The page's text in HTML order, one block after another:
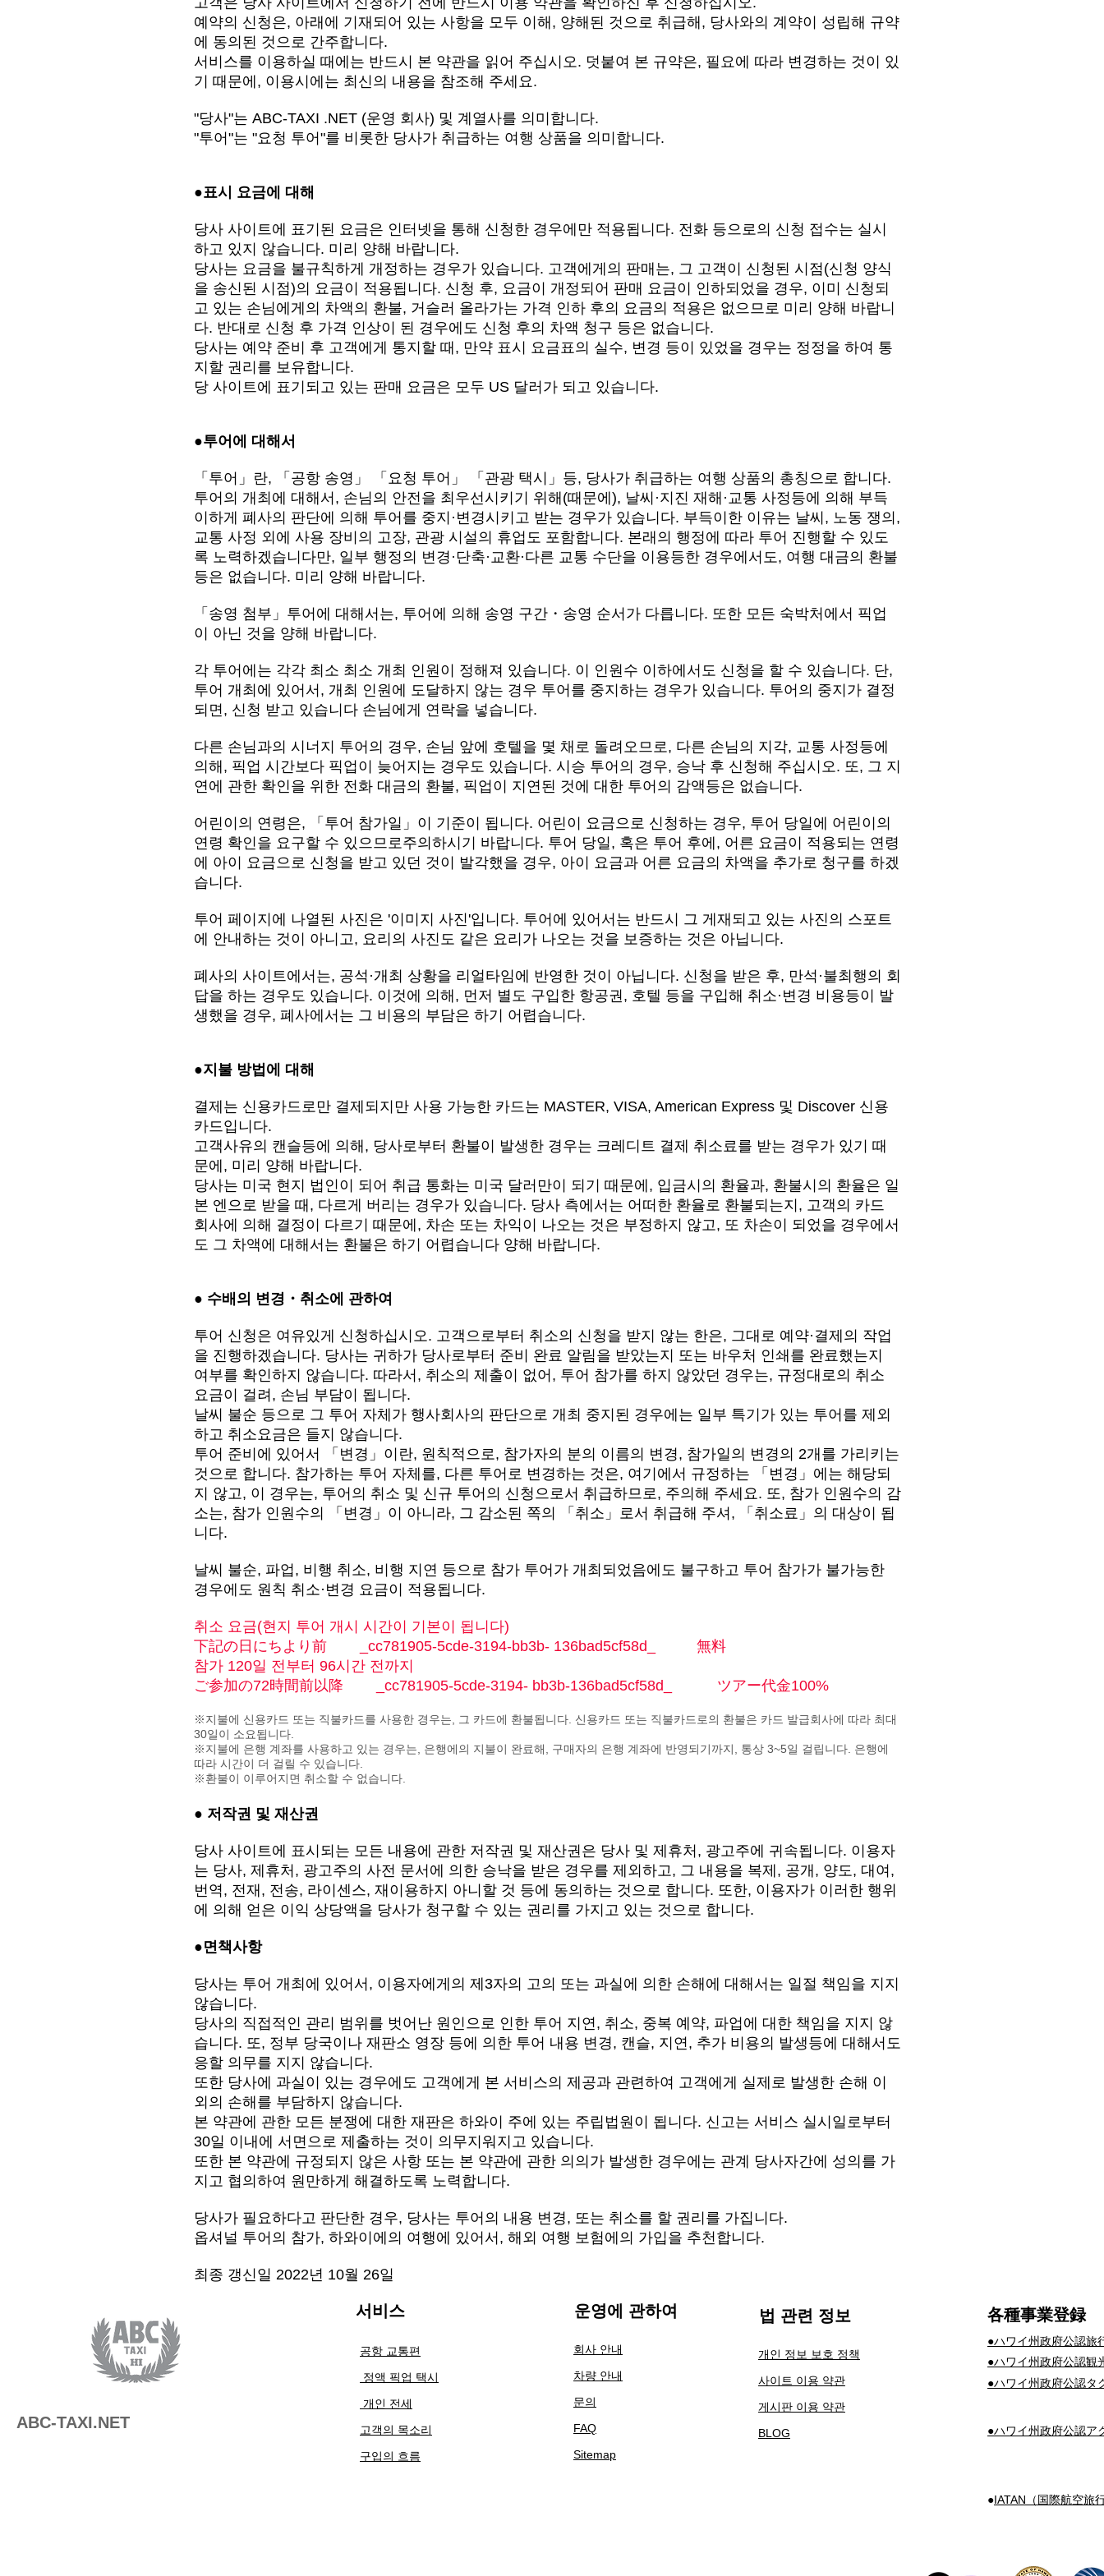
예약의 신청은, 아래에 기재되어 있는 사항을 모두 이해, 양해된 것으로 취급해, 당사와의 계약이 성립해 규약
에 동의된 것으로 간주합니다.
서비스를 이용하실 때에는 반드시 본 약관을 읽어 주십시오. 덧붙여 본 규약은, 필요에 따라 변경하는 것이 있
기 때문에, 이용시에는 최신의 내용을 참조해 주세요.
"당사"는 ABC-TAXI .NET (운영 회사) 및 계열사를 의미합니다.
"투어"는 "요청 투어"를 비롯한 당사가 취급하는 여행 상품을 의미합니다.
●표시 요금에 대해
당사 사이트에 표기된 요금은 인터넷을 통해 신청한 경우에만 적용됩니다. 전화 등으로의 신청 접수는 실시
하고 있지 않습니다. 미리 양해 바랍니다.
당사는 요금을 불규칙하게 개정하는 경우가 있습니다. 고객에게의 판매는, 그 고객이 신청된 시점(신청 양식
을 송신된 시점)의 요금이 적용됩니다. 신청 후, 요금이 개정되어 판매 요금이 인하되었을 경우, 이미 신청되
고 있는 손님에게의 차액의 환불, 거슬러 올라가는 가격 인하 후의 요금의 적용은 없으므로 미리 양해 바랍니
다. 반대로 신청 후 가격 인상이 된 경우에도 신청 후의 차액 청구 등은 없습니다.
당사는 예약 준비 후 고객에게 통지할 때, 만약 표시 요금표의 실수, 변경 등이 있었을 경우는 정정을 하여 통
지할 권리를 보유합니다.
당 사이트에 표기되고 있는 판매 요금은 모두 US 달러가 되고 있습니다.
●투어에 대해서
「투어」란, 「공항 송영」 「요청 투어」 「관광 택시」등, 당사가 취급하는 여행 상품의 총칭으로 합니다.
투어의 개최에 대해서, 손님의 안전을 최우선시키기 위해(때문에), 날씨·지진 재해·교통 사정등에 의해 부득
이하게 폐사의 판단에 의해 투어를 중지·변경시키고 받는 경우가 있습니다. 부득이한 이유는 날씨, 노동 쟁의,
교통 사정 외에 사용 장비의 고장, 관광 시설의 휴업도 포함합니다. 본래의 행정에 따라 투어 진행할 수 있도
록 노력하겠습니다만, 일부 행정의 변경·단축·교환·다른 교통 수단을 이용등한 경우에서도, 여행 대금의 환불
등은 없습니다. 미리 양해 바랍니다.
「송영 첨부」투어에 대해서는, 투어에 의해 송영 구간・송영 순서가 다릅니다. 또한 모든 숙박처에서 픽업
이 아닌 것을 양해 바랍니다.
각 투어에는 각각 최소 최소 개최 인원이 정해져 있습니다. 이 인원수 이하에서도 신청을 할 수 있습니다. 단,
투어 개최에 있어서, 개최 인원에 도달하지 않는 경우 투어를 중지하는 경우가 있습니다. 투어의 중지가 결정
되면, 신청 받고 있습니다 손님에게 연락을 넣습니다.
다른 손님과의 시너지 투어의 경우, 손님 앞에 호텔을 몇 채로 돌려오므로, 다른 손님의 지각, 교통 사정등에
의해, 픽업 시간보다 픽업이 늦어지는 경우도 있습니다. 시승 투어의 경우, 승낙 후 신청해 주십시오. 또, 그 지
연에 관한 확인을 위한 전화 대금의 환불, 픽업이 지연된 것에 대한 투어의 감액등은 없습니다.
어린이의 연령은, 「투어 참가일」이 기준이 됩니다. 어린이 요금으로 신청하는 경우, 투어 당일에 어린이의
연령 확인을 요구할 수 있으므로주의하시기 바랍니다. 투어 당일, 혹은 투어 후에, 어른 요금이 적용되는 연령
에 아이 요금으로 신청을 받고 있던 것이 발각했을 경우, 아이 요금과 어른 요금의 차액을 추가로 청구를 하겠
습니다.
투어 페이지에 나열된 사진은 '이미지 사진'입니다. 투어에 있어서는 반드시 그 게재되고 있는 사진의 스포트
에 안내하는 것이 아니고, 요리의 사진도 같은 요리가 나오는 것을 보증하는 것은 아닙니다.
폐사의 사이트에서는, 공석·개최 상황을 리얼타임에 반영한 것이 아닙니다. 신청을 받은 후, 만석·불최행의 회
답을 하는 경우도 있습니다. 이것에 의해, 먼저 별도 구입한 항공권, 호텔 등을 구입해 취소·변경 비용등이 발
생했을 경우, 폐사에서는 그 비용의 부담은 하기 어렵습니다.
●지불 방법에 대해
결제는 신용카드로만 결제되지만 사용 가능한 카드는 MASTER, VISA, American Express 및 Discover 신용
카드입니다.
고객사유의 캔슬등에 의해, 당사로부터 환불이 발생한 경우는 크레디트 결제 취소료를 받는 경우가 있기 때
문에, 미리 양해 바랍니다.
당사는 미국 현지 법인이 되어 취급 통화는 미국 달러만이 되기 때문에, 입금시의 환율과, 환불시의 환율은 일
본 엔으로 받을 때, 다르게 버리는 경우가 있습니다. 당사 측에서는 어떠한 환율로 환불되는지, 고객의 카드
회사에 의해 결정이 다르기 때문에, 차손 또는 차익이 나오는 것은 부정하지 않고, 또 차손이 되었을 경우에서
도 그 차액에 대해서는 환불은 하기 어렵습니다 양해 바랍니다.
● 수배의 변경・취소에 관하여
투어 신청은 여유있게 신청하십시오. 고객으로부터 취소의 신청을 받지 않는 한은, 그대로 예약·결제의 작업
을 진행하겠습니다. 당사는 귀하가 당사로부터 준비 완료 알림을 받았는지 또는 바우처 인쇄를 완료했는지
여부를 확인하지 않습니다. 따라서, 취소의 제출이 없어, 투어 참가를 하지 않았던 경우는, 규정대로의 취소
요금이 걸려, 손님 부담이 됩니다.
날씨 불순 등으로 그 투어 자체가 행사회사의 판단으로 개최 중지된 경우에는 일부 특기가 있는 투어를 제외
하고 취소요금은 들지 않습니다.
투어 준비에 있어서 「변경」이란, 원칙적으로, 참가자의 분의 이름의 변경, 참가일의 변경의 2개를 가리키는
것으로 합니다. 참가하는 투어 자체를, 다른 투어로 변경하는 것은, 여기에서 규정하는 「변경」에는 해당되
지 않고, 이 경우는, 투어의 취소 및 신규 투어의 신청으로서 취급하므로, 주의해 주세요. 또, 참가 인원수의 감
소는, 참가 인원수의 「변경」이 아니라, 그 감소된 쪽의 「취소」로서 취급해 주셔, 「취소료」의 대상이 됩
니다.
날씨 불순, 파업, 비행 취소, 비행 지연 등으로 참가 투어가 개최되었음에도 불구하고 투어 참가가 불가능한
경우에도 원칙 취소·변경 요금이 적용됩니다.
취소 요금(현지 투어 개시 시간이 기본이 됩니다)
下記の日にちより前 _cc781905-5cde-3194-bb3b- 136bad5cf58d_ 無料
참가 120일 전부터 96시간 전까지
ご参加の72時間前以降 _cc781905-5cde-3194- bb3b-136bad5cf58d_ ツアー代金100%
※지불에 신용카드 또는 직불카드를 사용한 경우는, 그 카드에 환불됩니다. 신용카드 또는 직불카드로의 환불은 카드 발급회사에 따라 최대
30일이 소요됩니다.
※지불에 은행 계좌를 사용하고 있는 경우는, 은행에의 지불이 완료해, 구매자의 은행 계좌에 반영되기까지, 통상 3~5일 걸립니다. 은행에
따라 시간이 더 걸릴 수 있습니다.
※환불이 이루어지면 취소할 수 없습니다.
● 저작권 및 재산권
당사 사이트에 표시되는 모든 내용에 관한 저작권 및 재산권은 당사 및 제휴처, 광고주에 귀속됩니다. 이용자
는 당사, 제휴처, 광고주의 사전 문서에 의한 승낙을 받은 경우를 제외하고, 그 내용을 복제, 공개, 양도, 대여,
번역, 전재, 전송, 라이센스, 재이용하지 아니할 것 등에 동의하는 것으로 합니다. 또한, 이용자가 이러한 행위
에 의해 얻은 이익 상당액을 당사가 청구할 수 있는 권리를 가지고 있는 것으로 합니다.
●면책사항
당사는 투어 개최에 있어서, 이용자에게의 제3자의 고의 또는 과실에 의한 손해에 대해서는 일절 책임을 지지
않습니다.
당사의 직접적인 관리 범위를 벗어난 원인으로 인한 투어 지연, 취소, 중복 예약, 파업에 대한 책임을 지지 않
습니다. 또, 정부 당국이나 재판소 영장 등에 의한 투어 내용 변경, 캔슬, 지연, 추가 비용의 발생등에 대해서도
응할 의무를 지지 않습니다.
또한 당사에 과실이 있는 경우에도 고객에게 본 서비스의 제공과 관련하여 고객에게 실제로 발생한 손해 이
외의 손해를 부담하지 않습니다.
본 약관에 관한 모든 분쟁에 대한 재판은 하와이 주에 있는 주립법원이 됩니다. 신고는 서비스 실시일로부터
30일 이내에 서면으로 제출하는 것이 의무지워지고 있습니다.
또한 본 약관에 규정되지 않은 사항 또는 본 약관에 관한 의의가 발생한 경우에는 관계 당사자간에 성의를 가
지고 협의하여 원만하게 해결하도록 노력합니다.
당사가 필요하다고 판단한 경우, 당사는 투어의 내용 변경, 또는 취소를 할 권리를 가집니다.
옵셔널 투어의 참가, 하와이에의 여행에 있어서, 해외 여행 보험에의 가입을 추천합니다.
최종 갱신일 2022년 10월 26일
ABC-TAXI.NET
서비스​
공항 교통편
​ 정액 픽업 택시
​ 개인 전세
고객의 목소리
구입의 흐름
운영에 관하여
회사 안내
차량 안내
​문의
​FAQ
Sitemap
법 관련 정보
개인 정보 보호 정책
사이트 이용 약관
게시판 이용 약관
BLOG
​各種事業登録
​●ハワイ州政府公認旅
​●ハワイ州政府公認観
​●ハワイ州政府公認タ
​●ハワイ州政府公認ア
​●IATAN（国際航空旅